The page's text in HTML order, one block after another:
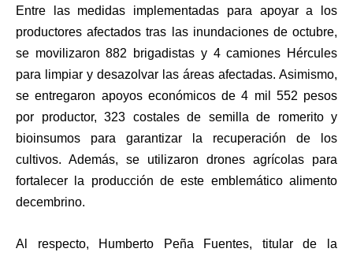
Entre las medidas implementadas para apoyar a los
productores afectados tras las inundaciones de octubre,
se movilizaron 882 brigadistas y 4 camiones Hércules
para limpiar y desazolvar las áreas afectadas. Asimismo,
se entregaron apoyos económicos de 4 mil 552 pesos
por productor, 323 costales de semilla de romerito y
bioinsumos para garantizar la recuperación de los
cultivos. Además, se utilizaron drones agrícolas para
fortalecer la producción de este emblemático alimento
decembrino.
Al respecto, Humberto Peña Fuentes, titular de la